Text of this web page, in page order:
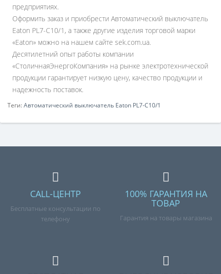
предприятиях.
Оформить заказ и приобрести Автоматический выключатель
Eaton PL7-C10/1, а также другие изделия торговой марки
«Eaton» можно на нашем сайте sek.com.ua.
Десятилетний опыт работы компании
«СтоличнаяЭнергоКомпания» на рынке электротехнической
продукции гарантирует низкую цену, качество продукции и
надежность поставок.
Теги:Автоматический выключатель Eaton PL7-C10/1
CALL-ЦЕНТР
Бесплатные консультации по
телефону
100% ГАРАНТИЯ НА
ТОВАР
Гарантия на товары магазина